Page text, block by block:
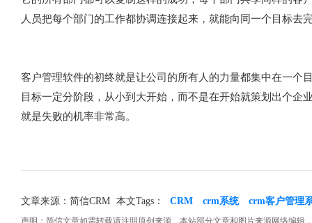
人员把每个部门的工作都协调连接起来，就能向同一个目标去
客户管理软件的初终就是让公司的所有人的力量都集中在一个
目标一定分阶段，从小到大开始，而不是在开始就策划出个
就是失败的机率非常高。
文章来源：简信CRM 本文Tags： CRM crm系统 crm客户管理
声明：简信文章如需转载请注明原创来源。本站部分文章和图片来源网络编